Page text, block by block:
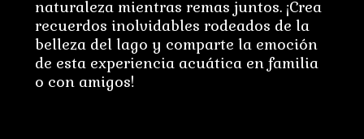
naturaleza mientras remas juntos. ¡Crea
recuerdos inolvidables rodeados de la
belleza del lago y comparte la emoción
de esta experiencia acuática en familia
o con amigos!